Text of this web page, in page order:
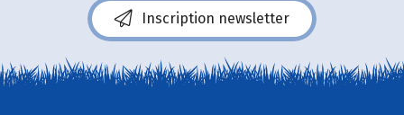
Inscription newsletter